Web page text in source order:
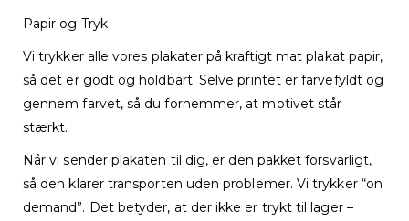
Papir og Tryk
Vi trykker alle vores plakater på kraftigt mat plakat papir,
så det er godt og holdbart. Selve printet er farvefyldt og
gennem farvet, så du fornemmer, at motivet står
stærkt.
Når vi sender plakaten til dig, er den pakket forsvarligt,
så den klarer transporten uden problemer. Vi trykker “on
demand”. Det betyder, at der ikke er trykt til lager –